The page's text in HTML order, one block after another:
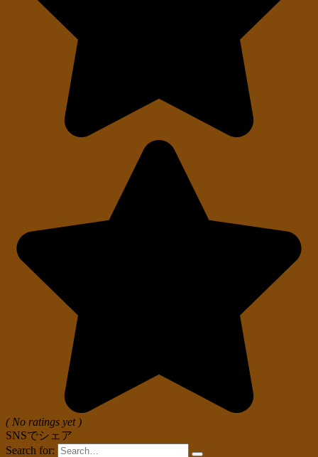
( No ratings yet )
SNSでシェア
Search for: